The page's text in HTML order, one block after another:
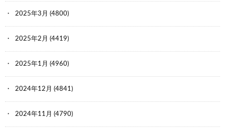
2025年3月 (4800)
2025年2月 (4419)
2025年1月 (4960)
2024年12月 (4841)
2024年11月 (4790)